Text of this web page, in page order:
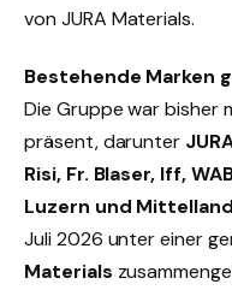
von JURA Materials.
Bestehende Marken
Die Gruppe war bisher
präsent, darunter
Risi, Fr. Blaser, Iff,
Luzern und
Juli 2026 unter einer
Materials